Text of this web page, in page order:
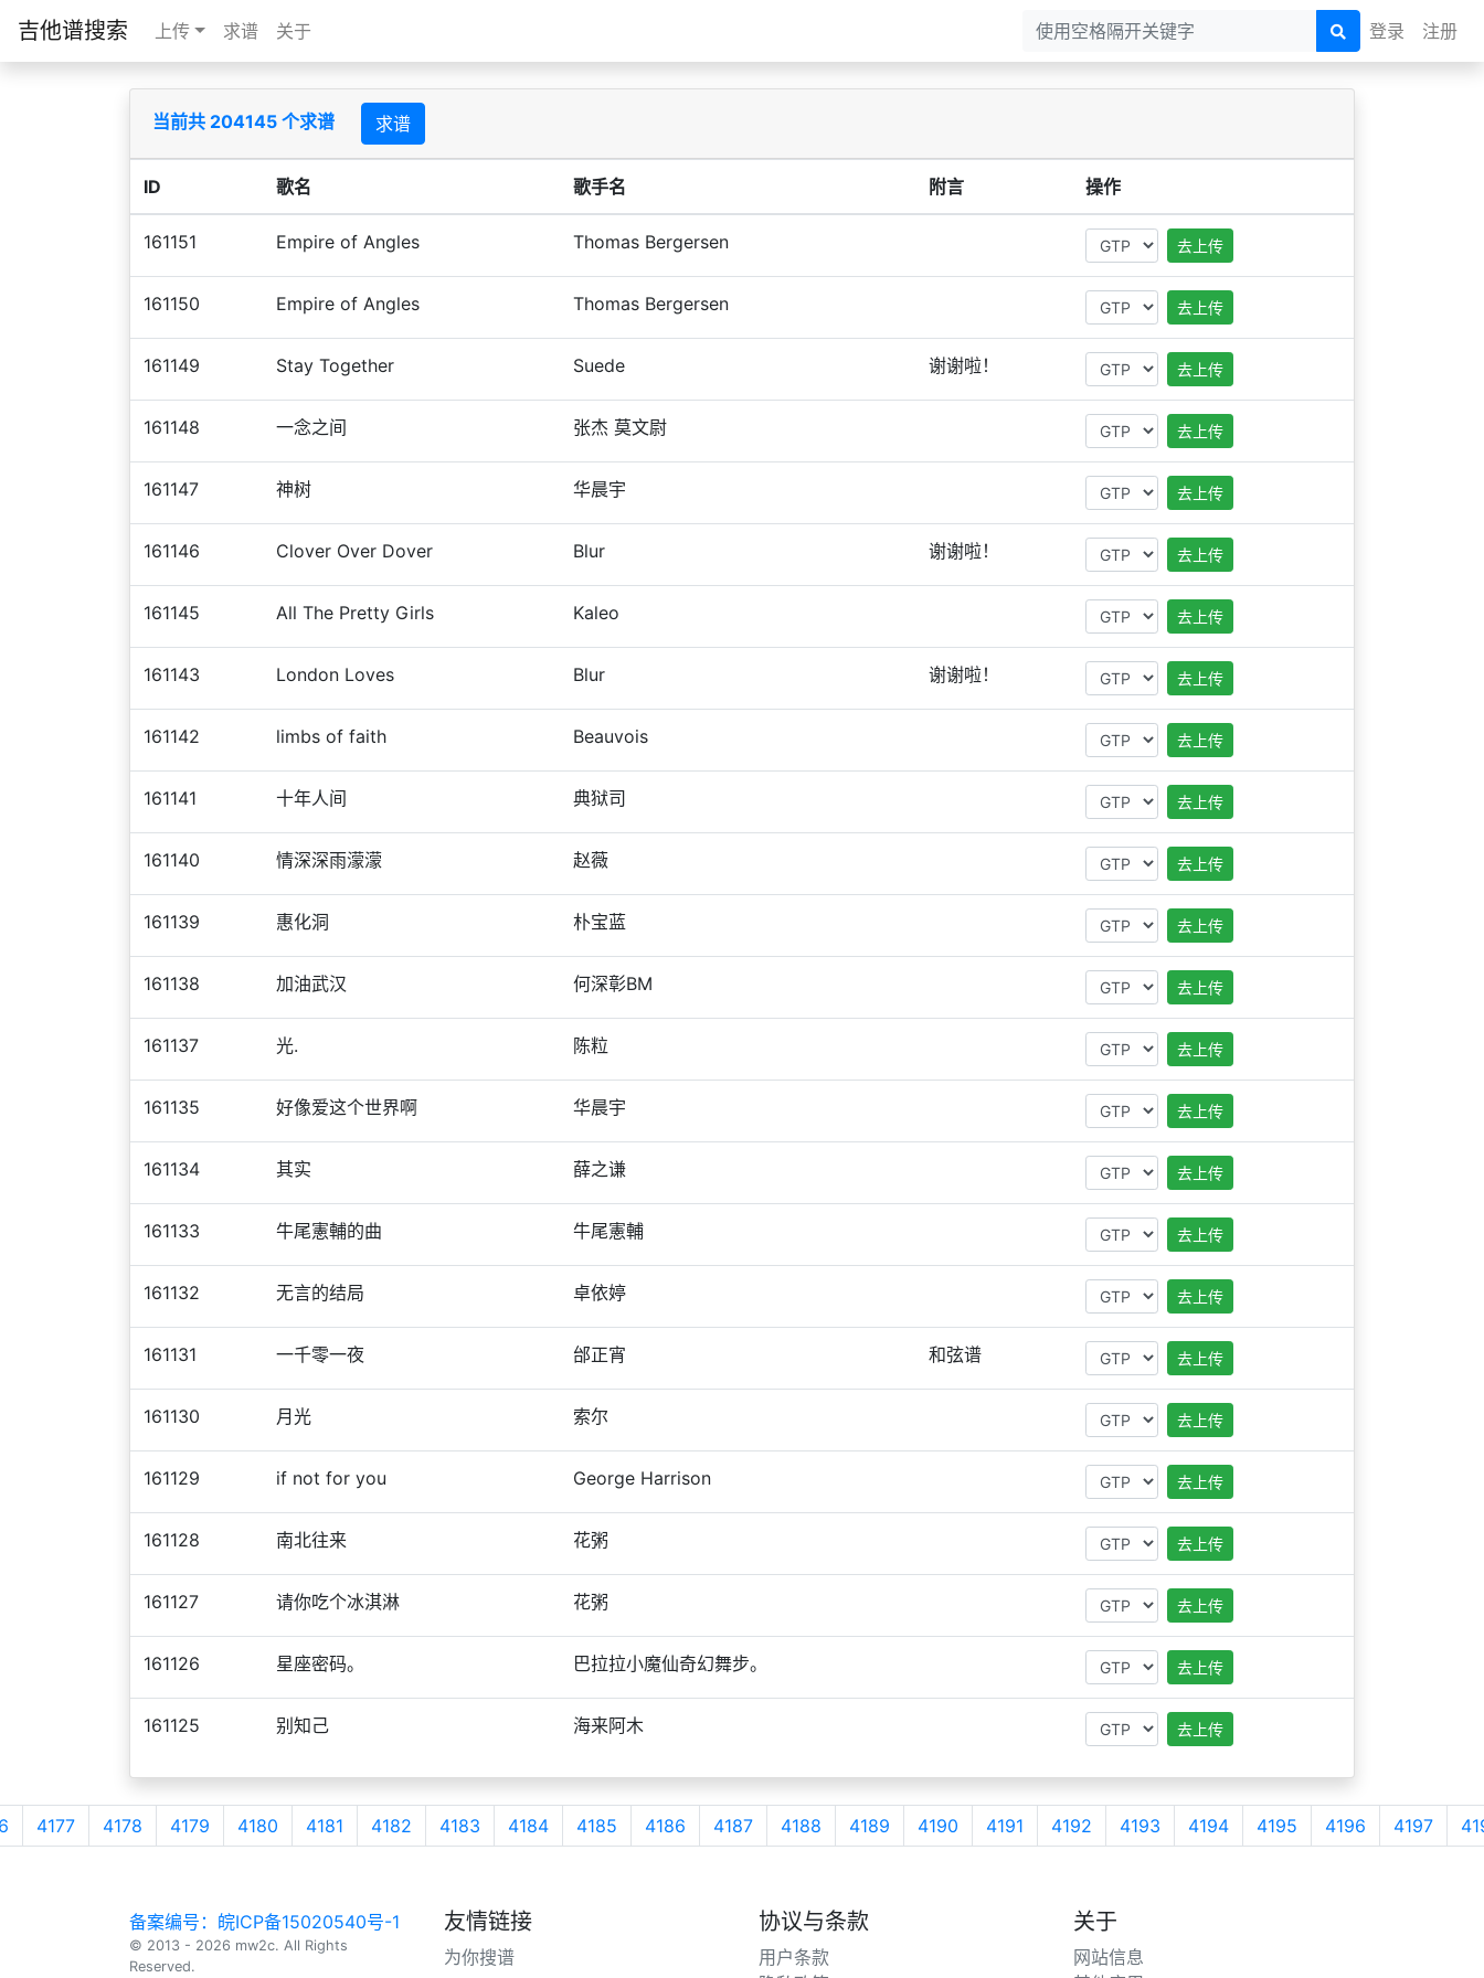
吉他谱搜索 上传 求谱 关于 登录 注册
当前共 204145 个求谱 求谱
ID 歌名 歌手名 附言 操作
161151 Empire of Angles Thomas Bergersen 去上传
161150 Empire of Angles Thomas Bergersen 去上传
161149 Stay Together Suede 谢谢啦！ 去上传
161148 一念之间 张杰 莫文尉 去上传
161147 神树 华晨宇 去上传
161146 Clover Over Dover Blur 谢谢啦！ 去上传
161145 All The Pretty Girls Kaleo 去上传
161143 London Loves Blur 谢谢啦！ 去上传
161142 limbs of faith Beauvois 去上传
161141 十年人间 典狱司 去上传
161140 情深深雨濛濛 赵薇 去上传
161139 惠化洞 朴宝蓝 去上传
161138 加油武汉 何深彰BM 去上传
161137 光. 陈粒 去上传
161135 好像爱这个世界啊 华晨宇 去上传
161134 其实 薛之谦 去上传
161133 牛尾憲輔的曲 牛尾憲輔 去上传
161132 无言的结局 卓依婷 去上传
161131 一千零一夜 邰正宵 和弦谱 去上传
161130 月光 索尔 去上传
161129 if not for you George Harrison 去上传
161128 南北往来 花粥 去上传
161127 请你吃个冰淇淋 花粥 去上传
161126 星座密码。 巴拉拉小魔仙奇幻舞步。 去上传
161125 别知己 海来阿木 去上传
4177 4178 4179 4180 4181 4182 4183 4184 4185 4186 4187 4188 4189 4190 4191 4192 4193 4194 4195 4196 4197
备案编号：皖ICP备15020540号-1
© 2013 - 2026 mw2c. All Rights
Reserved.
友情链接
为你搜谱
协议与条款
用户条款
关于
网站信息